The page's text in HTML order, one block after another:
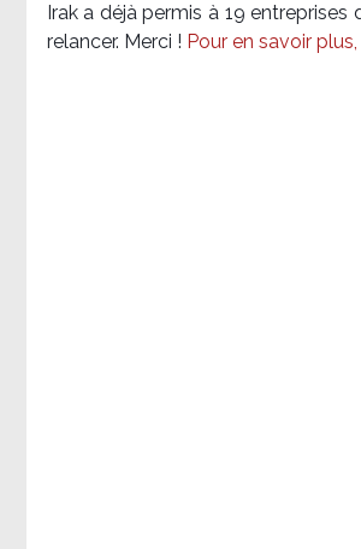
Irak a déjà permis à 19 entreprises
relancer. Merci ! Pour en savoir